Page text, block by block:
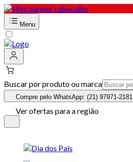
Menu
Buscar por produto ou marca
Compre pelo WhatsApp: (21) 97971-2181
Ver ofertas para a região